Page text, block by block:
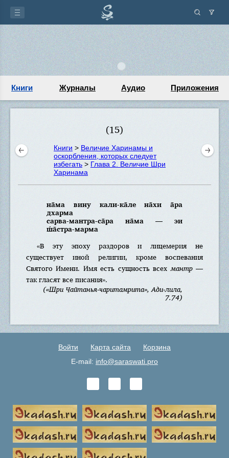
Книги Журналы Аудио Приложения
(15)
Книги > Величие Харинамы и
оскорбления, которых следует
избегать > Глава 2. Величие Шри
Харинама
на̄ма вину кали-ка̄ле на̄хи а̄ра
дхарма
сарва-мантра-са̄ра на̄ма — эи
ш́а̄стра-марма
«В эту эпоху раздоров и лицемерия не
существует иной религии, кроме воспевания
Святого Имени. Имя есть сущность всехмантр—
так гласят все писания».
(«Шри Чайтанья-чаритамрита», Ади-лила,
7.74)
Войти Карта сайта
Корзина
E-mail: info@saraswati.pro